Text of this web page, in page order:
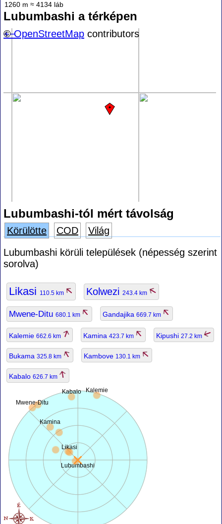
1260 m ≈ 4134 láb
Lubumbashi a térképen
+−
©OpenStreetMap contributors
Lubumbashi-tól mért távolság
Körülötte COD
Világ
Lubumbashi körüli települések (népesség szerint
sorolva)
Likasi 110.5 km Kolwezi 243.4 km
Mwene-Ditu 680.1 km Gandajika 669.7 km
Kalemie 662.6 km Kamina 423.7 km Kipushi 27.2 km
Bukama 325.8 km Kambove 130.1 km
Kabalo 626.7 km
Lubumbashi
Likasi
Mwene-Ditu
Kalemie
Kamina
Kabalo